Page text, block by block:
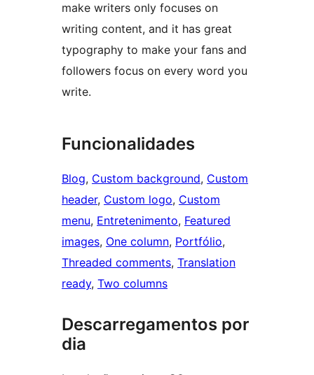
make writers only focuses on
writing content, and it has great
typography to make your fans and
followers focus on every word you
write.
Funcionalidades
Blog, Custom background, Custom
header, Custom logo, Custom
menu, Entretenimento, Featured
images, One column, Portfólio
Threaded comments, Translation
ready, Two columns
Descarregamentos por
dia